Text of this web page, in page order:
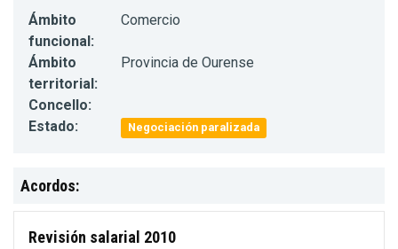
Ámbito
funcional:
Comercio
Ámbito
territorial:
Provincia de Ourense
Concello:
Estado:
Negociación paralizada
Acordos:
Revisión salarial 2010